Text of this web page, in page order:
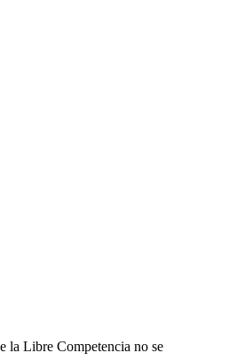
la Libre Competencia no se